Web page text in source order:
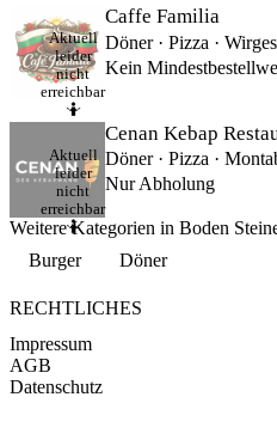
Caffe Familia
Döner · Pizza ·
Kein
Aktuell
leider
nicht
erreichbar
🤷
Cenan Kebap
Döner · Pizza ·
Nur Abholung
Aktuell
leider
nicht
erreichbar
🤷
Weitere Kategorien in Boden
Burger
Döner
RECHTLICHES
Impressum
AGB
Datenschutz